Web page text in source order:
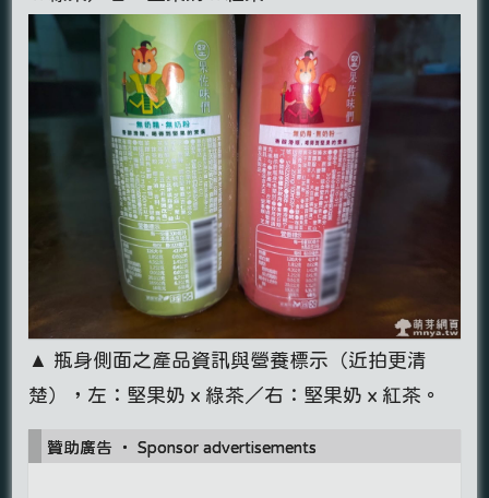
▲ 瓶身側面之產品資訊與營養標示（近拍更清
楚），左：堅果奶ｘ綠茶／右：堅果奶ｘ紅茶。
贊助廣告 ‧ Sponsor advertisements